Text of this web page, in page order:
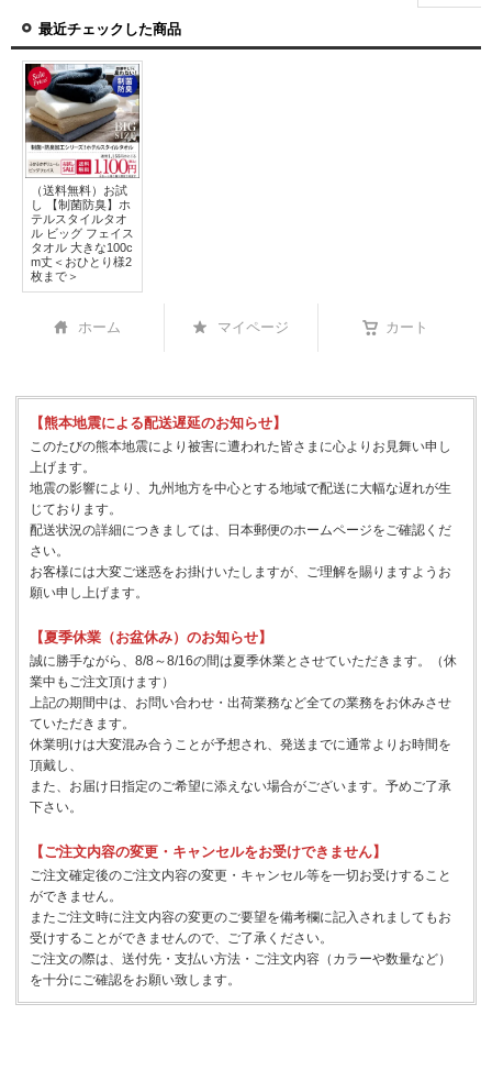
最近チェックした商品
（送料無料）お試
し 【制菌防臭】ホ
テルスタイルタオ
ル ビッグ フェイス
タオル 大きな100c
m丈＜おひとり様2
枚まで＞
ホーム マイページ カート
【熊本地震による配送遅延のお知らせ】
このたびの熊本地震により被害に遭われた皆さまに心よりお見舞い申し
上げます。
地震の影響により、九州地方を中心とする地域で配送に大幅な遅れが生
じております。
配送状況の詳細につきましては、日本郵便のホームページをご確認くだ
さい。
お客様には大変ご迷惑をお掛けいたしますが、ご理解を賜りますようお
願い申し上げます。
【夏季休業（お盆休み）のお知らせ】
誠に勝手ながら、8/8～8/16の間は夏季休業とさせていただきます。（休
業中もご注文頂けます）
上記の期間中は、お問い合わせ・出荷業務など全ての業務をお休みさせ
ていただきます。
休業明けは大変混み合うことが予想され、発送までに通常よりお時間を
頂戴し、
また、お届け日指定のご希望に添えない場合がございます。予めご了承
下さい。
【ご注文内容の変更・キャンセルをお受けできません】
ご注文確定後のご注文内容の変更・キャンセル等を一切お受けすること
ができません。
またご注文時に注文内容の変更のご要望を備考欄に記入されましてもお
受けすることができませんので、ご了承ください。
ご注文の際は、送付先・支払い方法・ご注文内容（カラーや数量など）
を十分にご確認をお願い致します。